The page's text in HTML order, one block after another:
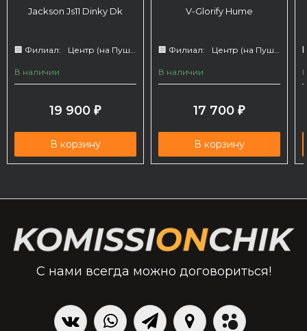
Jackson Js11 Dinky Dk
🏢 Филиал: Центр (на Пушкина 66)
В наличии
19 900 ₽
В корзину
V-Glorify Hume
🏢 Филиал: Центр (на Пушкина 66)
В наличии
17 700 ₽
В корзину
С нами всегда можно договориться!